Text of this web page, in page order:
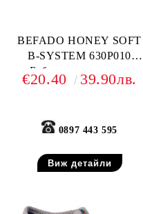
BEFADO HONEY SOFT
B-SYSTEM 630P010
Бебешки текстилни
обувки, Светлосин анимал
€20.40 39.90лв.
0897 443 595
Виж детайли